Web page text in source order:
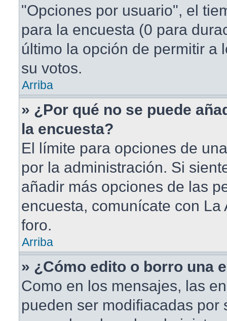
"Opciones por usuario", el
para la encuesta (0 para
último la opción de permitir a
su votos.
Arriba
» ¿Por qué no se puede
la encuesta?
El límite para opciones de
por la administración. Si
añadir más opciones de las
encuesta, comunícate con La
foro.
Arriba
» ¿Cómo edito o borro una
Como en los mensajes, las
pueden ser modifiacadas por